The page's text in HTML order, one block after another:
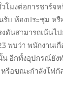
โมงต่อการชาร์จ
บ ห้องประชุม หรื
งดันสามารถเน้น
พบว่า พนักงานเ
น อีกทั้งอุปกรณ์ยัง
รือขณะกำลังโฟกั